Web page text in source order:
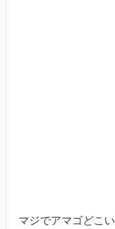
マジでアマゴどこ